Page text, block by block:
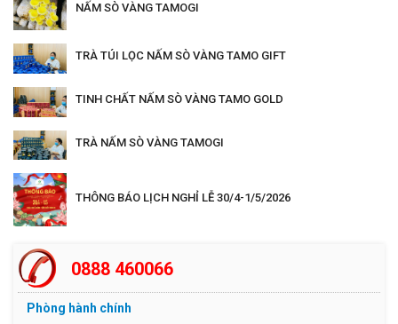
NẤM SÒ VÀNG TAMOGI
TRÀ TÚI LỌC NẤM SÒ VÀNG TAMO GIFT
TINH CHẤT NẤM SÒ VÀNG TAMO GOLD
TRÀ NẤM SÒ VÀNG TAMOGI
THÔNG BÁO LỊCH NGHỈ LỄ 30/4-1/5/2026
0888 460066
Phòng hành chính